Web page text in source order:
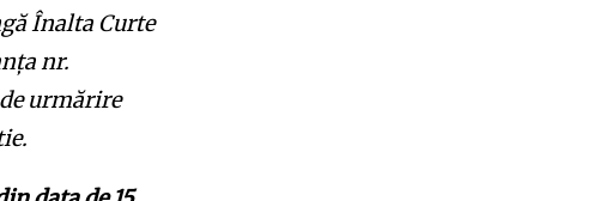
Înalta Curte
nr.
urmărire